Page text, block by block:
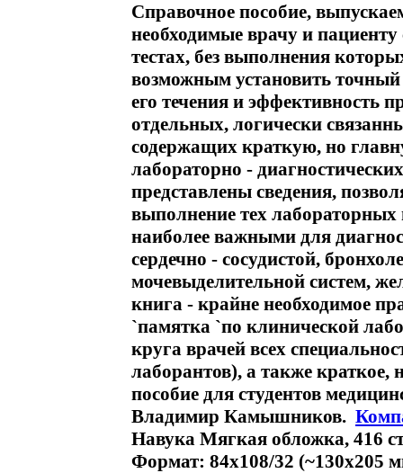
Справочное пособие,
необходимые врачу и
тестах, без выполнения
возможным установить точный
его течения и эффективность
отдельных, логически
содержащих краткую, но
лабораторно -
представлены сведения,
выполнение тех лабораторных
наиболее важными для
сердечно - сосудистой,
мочевыделительной систем,
книга - крайне необходимое
`памятка `по клинической
круга врачей всех
лаборантов), а также краткое,
пособие для студентов
Владимир Камышников.
Навука Мягкая обложка, 416
Формат: 84x108/32 (~130х205